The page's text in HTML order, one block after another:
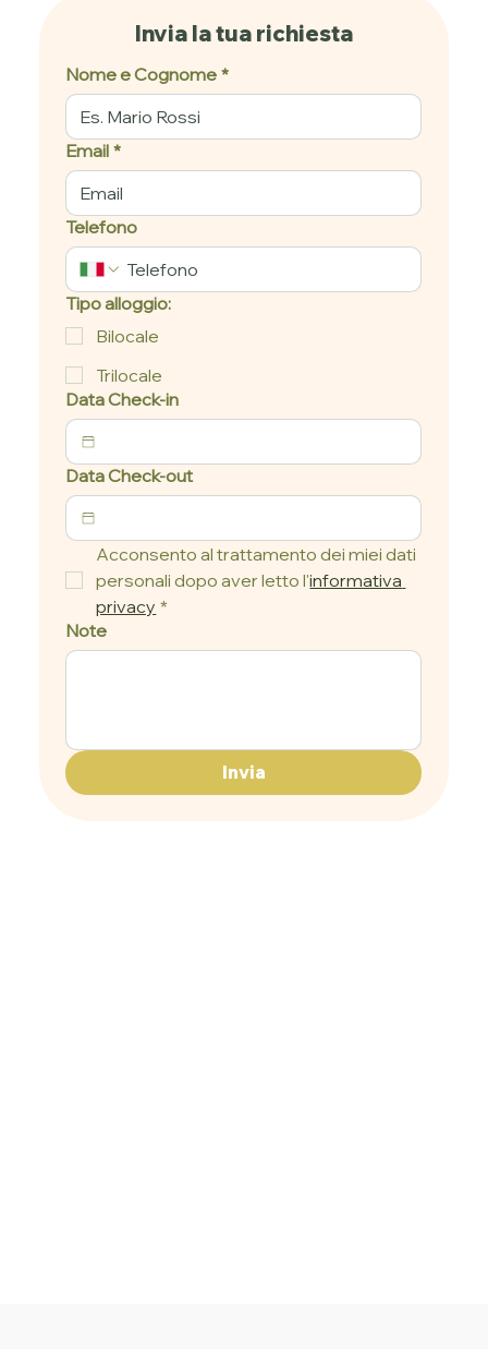
Invia la tua richiesta
Nome e Cognome *
Email *
Telefono
Tipo alloggio:
Bilocale
Trilocale
Data Check-in
Data Check-out
Acconsento al trattamento dei miei dati
personali dopo aver letto l'informativa
privacy *
Note
Invia